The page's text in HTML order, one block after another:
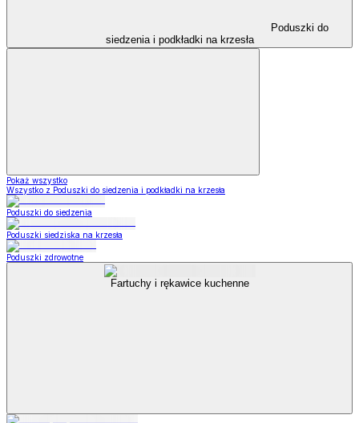
Poduszki do
siedzenia i podkładki na krzesła
Pokaż wszystko
Wszystko z Poduszki do siedzenia i podkładki na krzesła
Poduszki do siedzenia
Poduszki siedziska na krzesła
Poduszki zdrowotne
Fartuchy i rękawice kuchenne